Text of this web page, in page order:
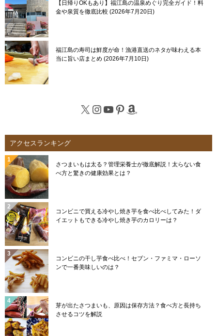
【日帰りOKもあり】福江島の温泉めぐり完全ガイド！料
金や泉質を徹底比較 2026年7月20日
福江島の寿司は鮮度が命！漁港直送のネタが味わえる本
当に旨い店まとめ 2026年7月10日
X Instagram
YouTube
Pinterest
Amazon
アクセスランキング
さつまいもは太る？管理栄養士が徹底解説！太らない食
べ方と驚きの健康効果とは？
コンビニで買える冷やし焼き芋を食べ比べしてみた！ダ
イエットもできる冷やし焼き芋のカロリーは？
コンビニの干し芋食べ比べ！セブン・ファミマ・ローソ
ンで一番美味しいのは？
芽が出たさつまいも、原因は保存方法？食べ方と長持ち
させるコツを解説